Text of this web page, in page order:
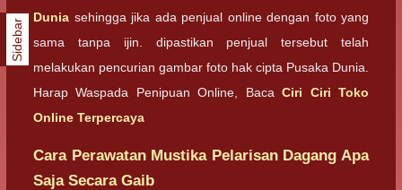
Dunia sehingga jika ada penjual online dengan foto yang
sama tanpa ijin. dipastikan penjual tersebut telah
melakukan pencurian gambar foto hak cipta Pusaka Dunia.
Harap Waspada Penipuan Online, BacaCiri Ciri Toko
Online Terpercaya
Cara Perawatan Mustika Pelarisan Dagang Apa
Saja Secara Gaib
Sidebar